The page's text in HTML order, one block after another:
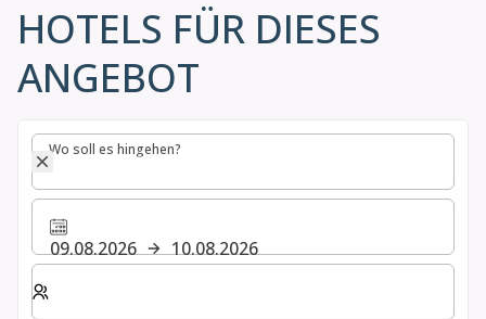
HOTELS FÜR DIESES
ANGEBOT
Wo soll es hingehen?
Wo soll es hingehen?
09.08.2026
10.08.2026
Wählen Sie die Anzahl der Zimmer und Gäste für Ihren